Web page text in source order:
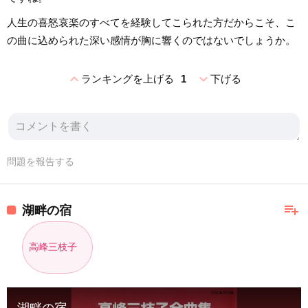
人生の喜怒哀楽のすべてを経験してこられた方だからこそ、こ
の曲に込められた深い感情が胸に響くのではないでしょうか。
expand_lessランキングを上げる 1 expand_more下げる
問題を報告する
playlist_add
湖畔の宿
高峰三枝子